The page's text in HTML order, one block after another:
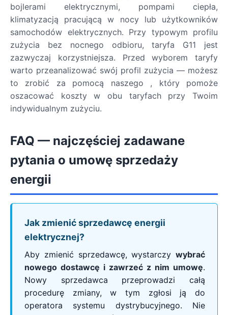
bojlerami elektrycznymi, pompami ciepła,
klimatyzacją pracującą w nocy lub użytkowników
samochodów elektrycznych. Przy typowym profilu
zużycia bez nocnego odbioru, taryfa G11 jest
zazwyczaj korzystniejsza. Przed wyborem taryfy
warto przeanalizować swój profil zużycia — możesz
to zrobić za pomocą naszego , który pomoże
oszacować koszty w obu taryfach przy Twoim
indywidualnym zużyciu.
FAQ — najczęściej zadawane
pytania o umowę sprzedaży
energii
Jak zmienić sprzedawcę energii
elektrycznej?
Aby zmienić sprzedawcę, wystarczy wybrać
nowego dostawcę i zawrzeć z nim umowę.
Nowy sprzedawca przeprowadzi całą
procedurę zmiany, w tym zgłosi ją do
operatora systemu dystrybucyjnego. Nie